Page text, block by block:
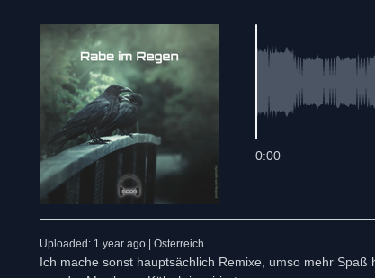
0:00
Uploaded: 1 year ago | Österreich
Ich mache sonst hauptsächlich Remixe, umso mehr